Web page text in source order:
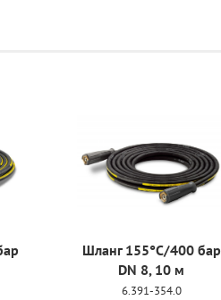
Шланг 155°C/400 бар
DN 8, 10 м
6.391-354.0